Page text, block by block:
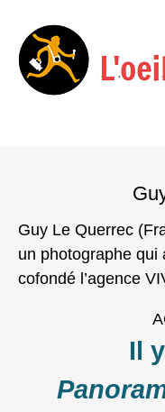
Guy Le Querrec
un photographe qui
cofondé l’agence
Il